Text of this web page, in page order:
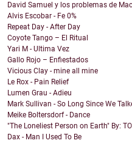
David Samuel y los problemas de
Alvis Escobar - Fe 0%
Repeat Day - After Day
Coyote Tango – El Ritual
Yari M - Ultima Vez
Gallo Rojo – Enfiestados
Vicious Clay - mine all mine
Le Rox - Pain Relief
Lumen Grau - Adieu
Mark Sullivan - So Long Since We
Meike Boltersdorf - Dance
"The Loneliest Person on Earth" By:
Dax - Man I Used To Be